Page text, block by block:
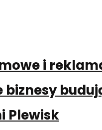
i
biznesy
Plewisk